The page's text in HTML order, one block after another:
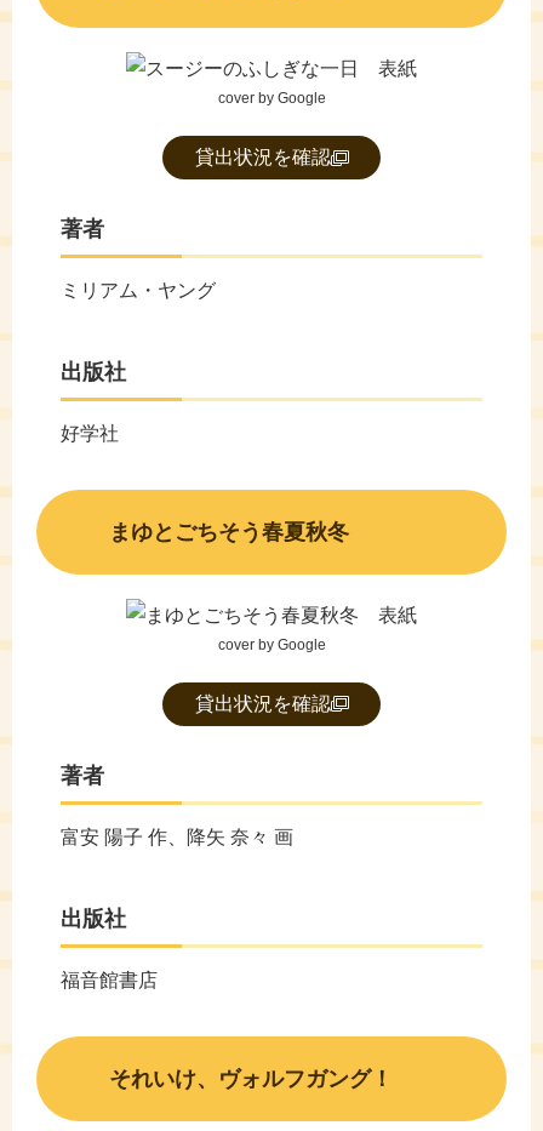
cover by Google
貸出状況を確認
著者
ミリアム・ヤング
出版社
好学社
まゆとごちそう春夏秋冬
cover by Google
貸出状況を確認
著者
富安 陽子 作、降矢 奈々 画
出版社
福音館書店
それいけ、ヴォルフガング！